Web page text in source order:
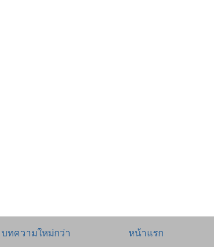
บทความใหม่กว่า หน้าแรก